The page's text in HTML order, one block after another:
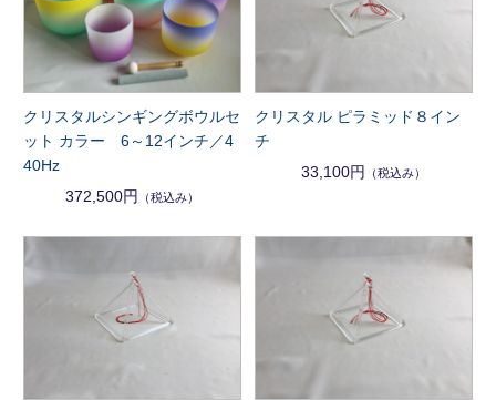
クリスタルシンギングボウルセ
ット カラー 6～12インチ／4
40Hz
372,500円
（税込み）
クリスタル ピラミッド８イン
チ
33,100円
（税込み）